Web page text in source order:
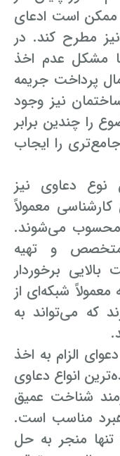
ممکن است ادعای
مطرح کند. در
مشکل عدم اخذ
پرداخت جریمه
نیز وجود
را چندین برابر
را ایجاب
نوع دعاوی نیز
معمولاً
محسوب می‌شوند.
متخصص و تهیه
برخوردار
شبکه‌ای از
که می‌تواند به
الزام به اخذ
انواع دعاوی
شناخت عمیق
مناسب است.
منجر به حل